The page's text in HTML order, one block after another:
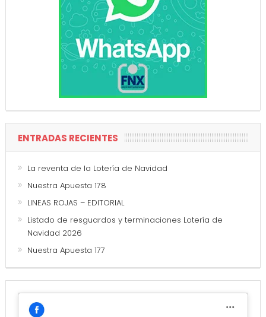
ENTRADAS RECIENTES
La reventa de la Lotería de Navidad
Nuestra Apuesta 178
LINEAS ROJAS – EDITORIAL
Listado de resguardos y terminaciones Lotería de
Navidad 2026
Nuestra Apuesta 177